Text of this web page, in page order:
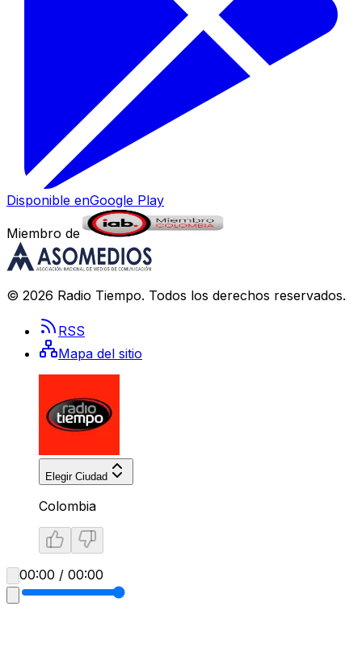
Disponible enGoogle Play
Miembro de
© 2026 Radio Tiempo. Todos los derechos reservados.
RSS
Mapa del sitio
Elegir Ciudad
Colombia
00:00 / 00:00